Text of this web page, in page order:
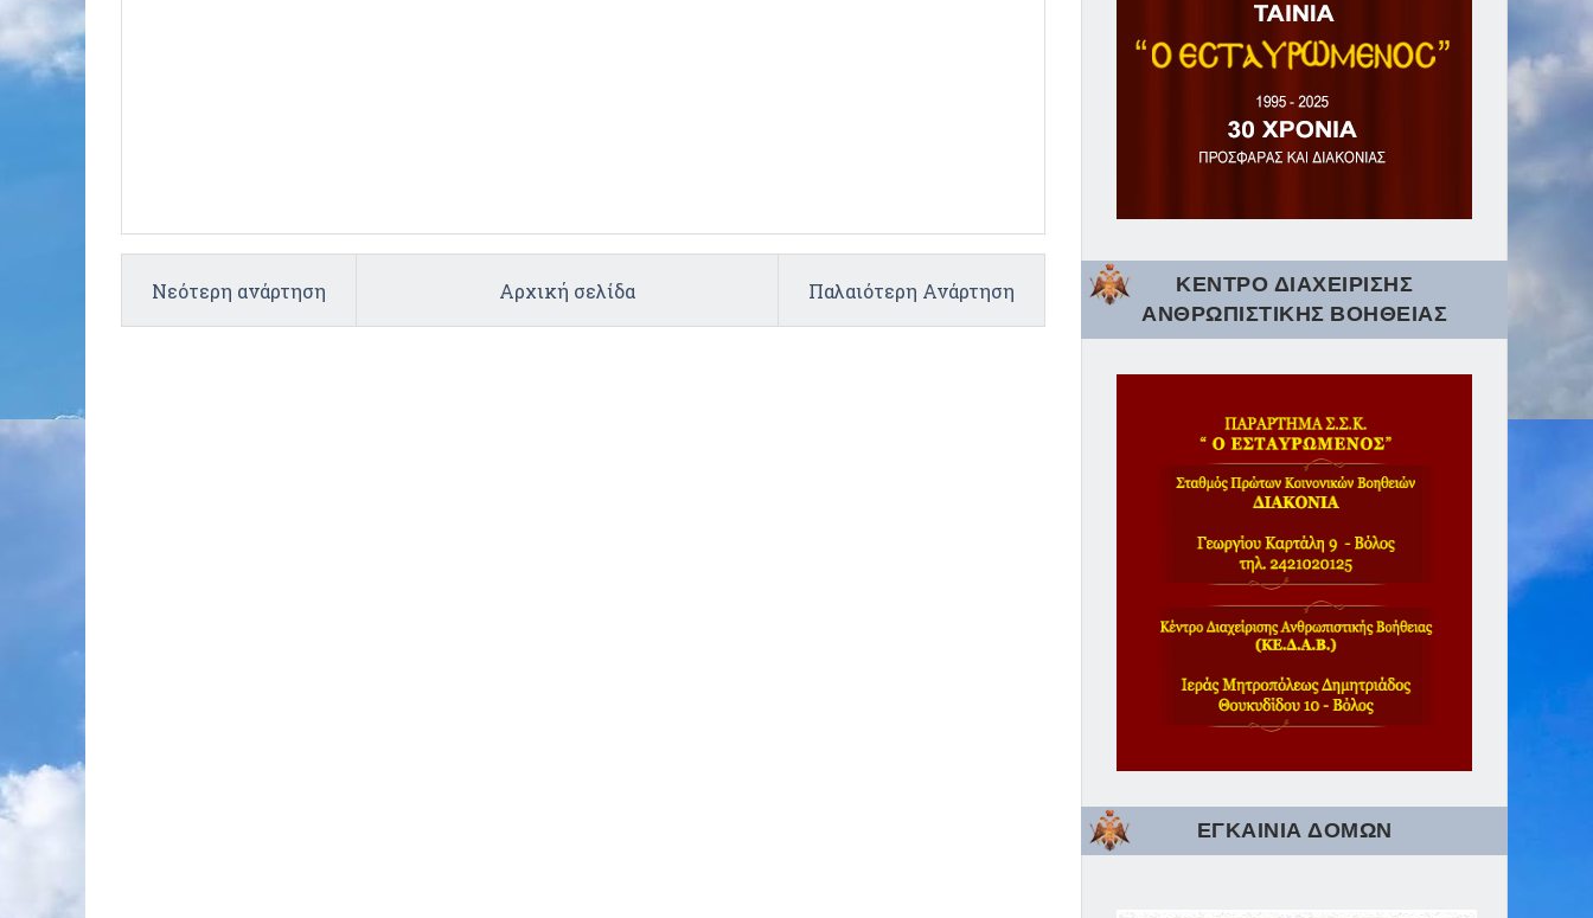
Νεότερη ανάρτηση Παλαιότερη Ανάρτηση
Αρχική σελίδα
ΚΕΝΤΡΟ ΔΙΑΧΕΙΡΙΣΗΣ
ΑΝΘΡΩΠΙΣΤΙΚΗΣ ΒΟΗΘΕΙΑΣ
ΕΓΚΑΙΝΙΑ ΔΟΜΩΝ